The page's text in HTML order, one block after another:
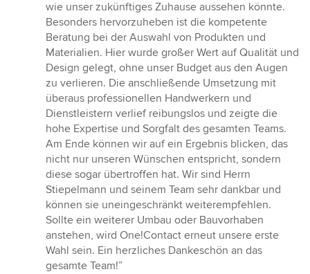
wie unser zukünftiges Zuhause aussehen könnte.
Besonders hervorzuheben ist die kompetente
Beratung bei der Auswahl von Produkten und
Materialien. Hier wurde großer Wert auf Qualität und
Design gelegt, ohne unser Budget aus den Augen
zu verlieren. Die anschließende Umsetzung mit
überaus professionellen Handwerkern und
Dienstleistern verlief reibungslos und zeigte die
hohe Expertise und Sorgfalt des gesamten Teams.
Am Ende können wir auf ein Ergebnis blicken, das
nicht nur unseren Wünschen entspricht, sondern
diese sogar übertroffen hat. Wir sind Herrn
Stiepelmann und seinem Team sehr dankbar und
können sie uneingeschränkt weiterempfehlen.
Sollte ein weiterer Umbau oder Bauvorhaben
anstehen, wird One!Contact erneut unsere erste
Wahl sein. Ein herzliches Dankeschön an das
gesamte Team!”